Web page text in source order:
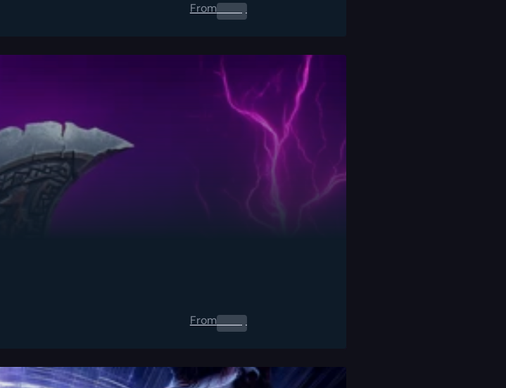
From0.00 $
From0.00 $